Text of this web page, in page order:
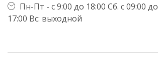
Пн-Пт - с 9:00 до 18:00 Сб. с 09:00 до
17:00 Вс: выходной